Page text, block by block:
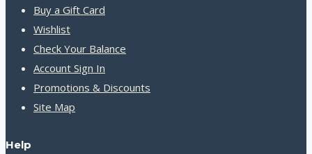
Buy a Gift Card
Wishlist
Check Your Balance
Account Sign In
Promotions & Discounts
Site Map
Help